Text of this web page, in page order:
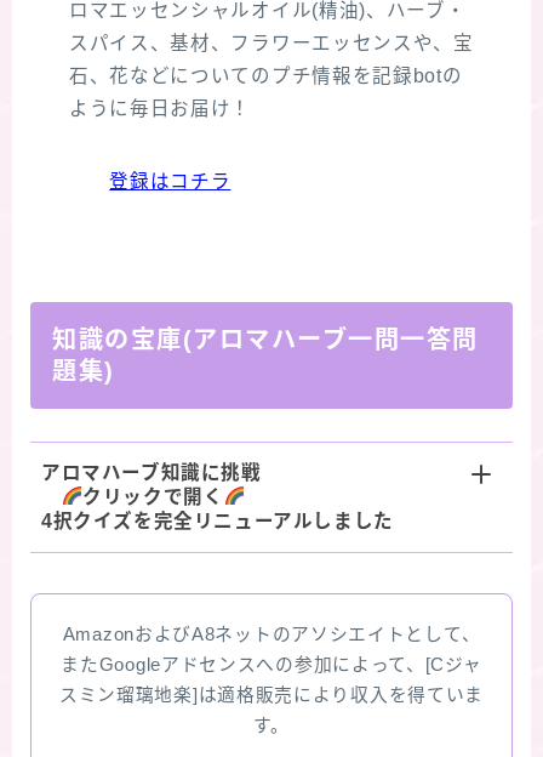
ロマエッセンシャルオイル(精油)、ハーブ・
スパイス、基材、フラワーエッセンスや、宝
石、花などについてのプチ情報を記録botの
ように毎日お届け！
登録はコチラ
知識の宝庫(アロマハーブ一問一答問
題集)
アロマハーブ知識に挑戦
クリックで開く
4択クイズを完全リニューアルしました
AmazonおよびA8ネットのアソシエイトとして、
またGoogleアドセンスへの参加によって、[Cジャ
スミン瑠璃地楽]は適格販売により収入を得ていま
す。